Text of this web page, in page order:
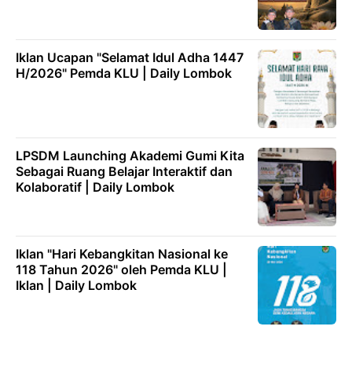
Iklan Ucapan "Selamat Idul Adha 1447
H/2026" Pemda KLU | Daily Lombok
LPSDM Launching Akademi Gumi Kita
Sebagai Ruang Belajar Interaktif dan
Kolaboratif | Daily Lombok
Iklan "Hari Kebangkitan Nasional ke
118 Tahun 2026" oleh Pemda KLU |
Iklan | Daily Lombok